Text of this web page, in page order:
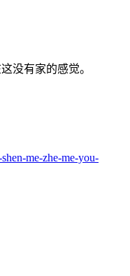
没有家的感觉。
me-zhe-me-you-